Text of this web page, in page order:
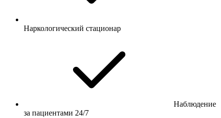
Наркологический стационар
Наблюдение
за пациентами 24/7